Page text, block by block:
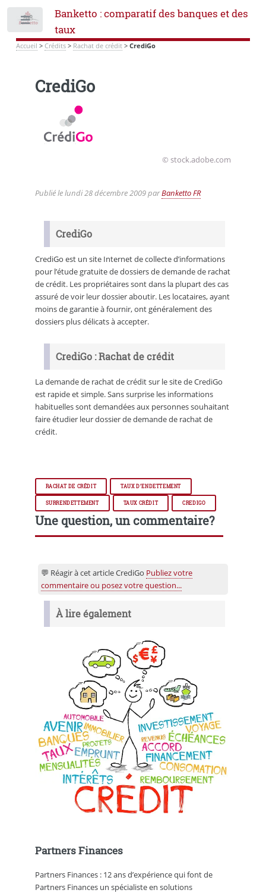
Banketto : comparatif des banques et des
taux
Accueil > Crédits> Rachat de crédit> CrediGo
CrediGo
© stock.adobe.com
Publié lelundi 28 décembre 2009parBanketto FR
CrediGo
CrediGo est un site Internet de collecte d’informations
pour l’étude gratuite de dossiers de demande de rachat
de crédit. Les propriétaires sont dans la plupart des cas
assuré de voir leur dossier aboutir. Les locataires, ayant
moins de garantie à fournir, ont généralement des
dossiers plus délicats à accepter.
CrediGo : Rachat de crédit
La demande de rachat de crédit sur le site de CrediGo
est rapide et simple. Sans surprise les informations
habituelles sont demandées aux personnes souhaitant
faire étudier leur dossier de demande de rachat de
crédit.
RACHAT DE CRÉDIT TAUX D’ENDETTEMENT
SURRENDETTEMENT TAUX CRÉDIT CREDIGO
Une question, un commentaire?
💬 Réagir à cet article CrediGo Publiez votre
commentaire ou posez votre question...
À lire également
Partners Finances
Partners Finances : 12 ans d’expérience qui font de
Partners Finances un spécialiste en solutions